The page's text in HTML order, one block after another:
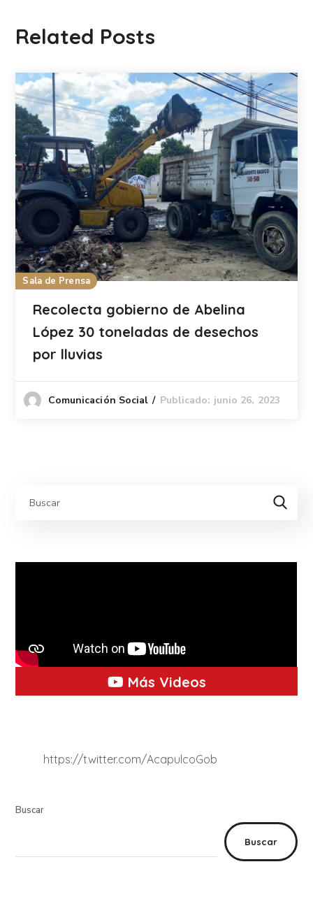
Related Posts
Sala de Prensa
Recolecta gobierno de Abelina
López 30 toneladas de desechos
por lluvias
Comunicación Social Publicado: junio 26, 2023
Más Videos
https://twitter.com/AcapulcoGob
Buscar
Buscar